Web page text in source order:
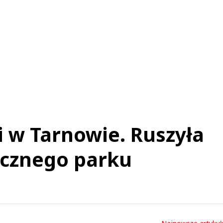
w Tarnowie. Ruszyła
parku